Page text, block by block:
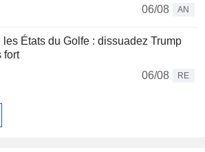
06/08
AN
les États du Golfe : dissuadez Trump
fort
06/08
RE